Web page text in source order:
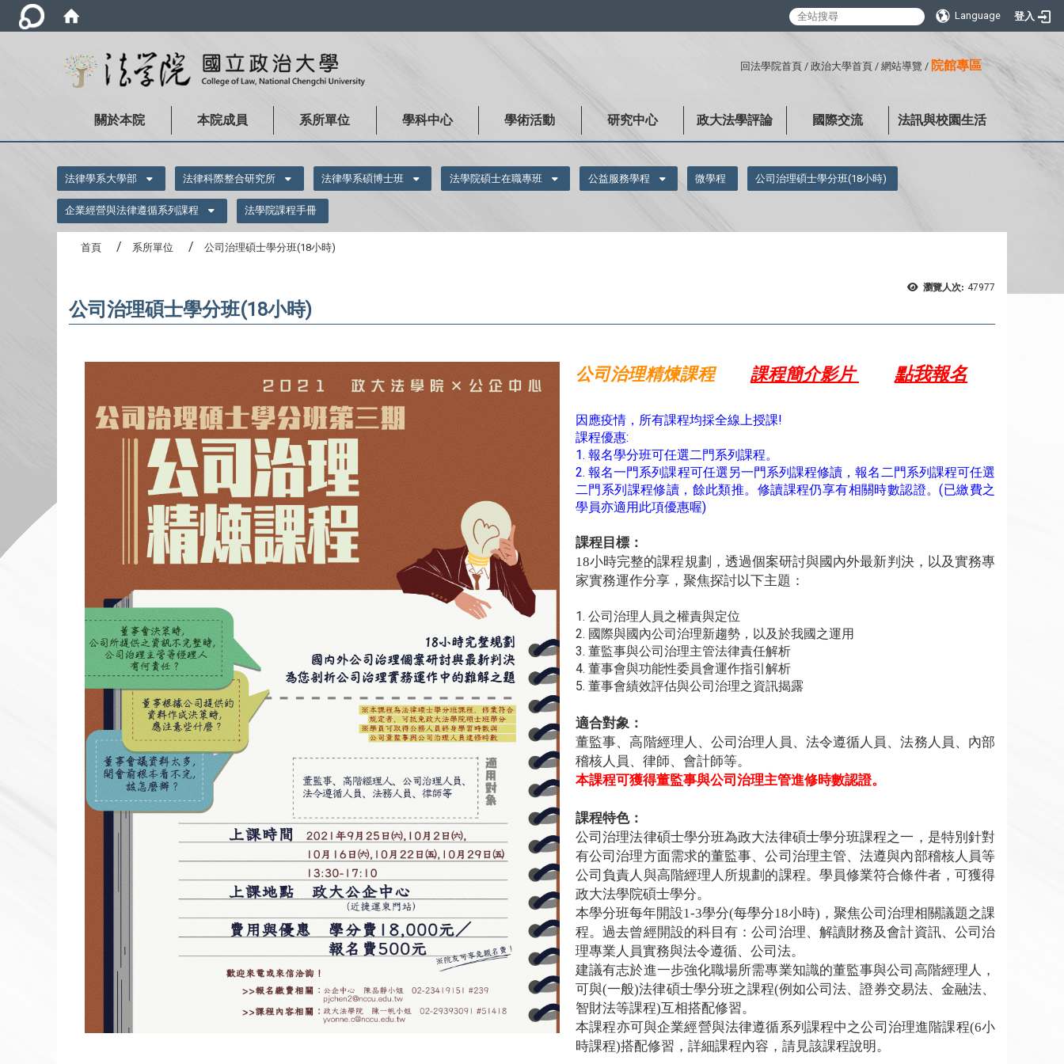
Language 登入
回法學院首頁 / 政治大學首頁 / 網站導覽 / 院館專區
關於本院 本院成員 系所單位 學科中心 學術活動 研究中心 政大法學評論 國際交流 法訊與校園生活
法律學系大學部 法律科際整合研究所 法律學系碩博士班 法學院碩士在職專班 公益服務學程 微學程 公司治理碩士學分班(18小時)
企業經營與法律遵循系列課程 法學院課程手冊
首頁 系所單位 公司治理碩士學分班(18小時)
瀏覽人次: 47977
公司治理碩士學分班(18小時)
公司治理精煉課程 課程簡介影片 點我報名
因應疫情，所有課程均採全線上授課!
課程優惠:
1. 報名學分班可任選二門系列課程。
2. 報名一門系列課程可任選另一門系列課程修讀，報名二門系列課程可任選
二門系列課程修讀，餘此類推。修讀課程仍享有相關時數認證。(已繳費之
學員亦適用此項優惠喔)
課程目標：
18小時完整的課程規劃，透過個案研討與國內外最新判決，以及實務專
家實務運作分享，聚焦探討以下主題：
1. 公司治理人員之權責與定位
2. 國際與國內公司治理新趨勢，以及於我國之運用
3. 董監事與公司治理主管法律責任解析
4. 董事會與功能性委員會運作指引解析
5. 董事會績效評估與公司治理之資訊揭露
適合對象：
董監事、高階經理人、公司治理人員、法令遵循人員、法務人員、內部
稽核人員、律師、會計師等。
本課程可獲得董監事與公司治理主管進修時數認證。
課程特色：
公司治理法律碩士學分班為政大法律碩士學分班課程之一，是特別針對
有公司治理方面需求的董監事、公司治理主管、法遵與內部稽核人員等
公司負責人與高階經理人所規劃的課程。學員修業符合條件者，可獲得
政大法學院碩士學分。
本學分班每年開設1-3學分(每學分18小時)，聚焦公司治理相關議題之課
程。過去曾經開設的科目有：公司治理、解讀財務及會計資訊、公司治
理專業人員實務與法令遵循、公司法。
建議有志於進一步強化職場所需專業知識的董監事與公司高階經理人，
可與(一般)法律碩士學分班之課程(例如公司法、證券交易法、金融法、
智財法等課程)互相搭配修習。
本課程亦可與企業經營與法律遵循系列課程中之公司治理進階課程(6小
時課程)搭配修習，詳細課程內容，請見該課程說明。